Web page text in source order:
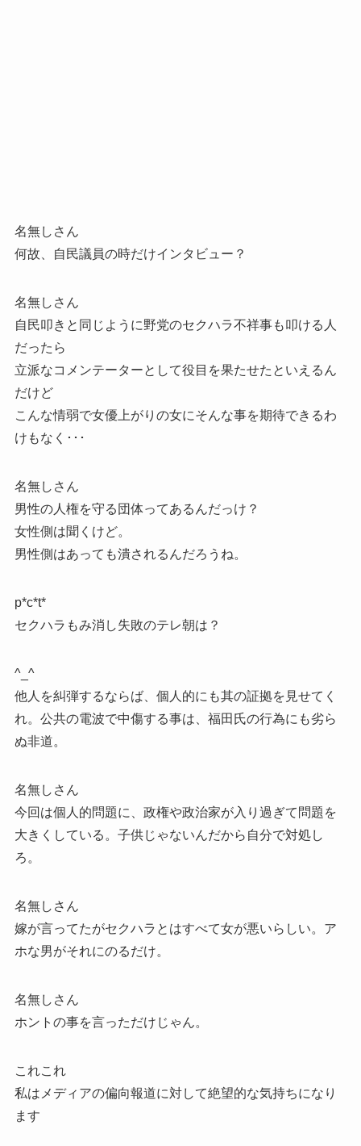
名無しさん
何故、自民議員の時だけインタビュー？
名無しさん
自民叩きと同じように野党のセクハラ不祥事も叩ける人
だったら
立派なコメンテーターとして役目を果たせたといえるん
だけど
こんな情弱で女優上がりの女にそんな事を期待できるわ
けもなく･･･
名無しさん
男性の人権を守る団体ってあるんだっけ？
女性側は聞くけど。
男性側はあっても潰されるんだろうね。
p*c*t*
セクハラもみ消し失敗のテレ朝は？
^_^
他人を糾弾するならば、個人的にも其の証拠を見せてく
れ。公共の電波で中傷する事は、福田氏の行為にも劣ら
ぬ非道。
名無しさん
今回は個人的問題に、政権や政治家が入り過ぎて問題を
大きくしている。子供じゃないんだから自分で対処し
ろ。
名無しさん
嫁が言ってたがセクハラとはすべて女が悪いらしい。ア
ホな男がそれにのるだけ。
名無しさん
ホントの事を言っただけじゃん。
これこれ
私はメディアの偏向報道に対して絶望的な気持ちになり
ます